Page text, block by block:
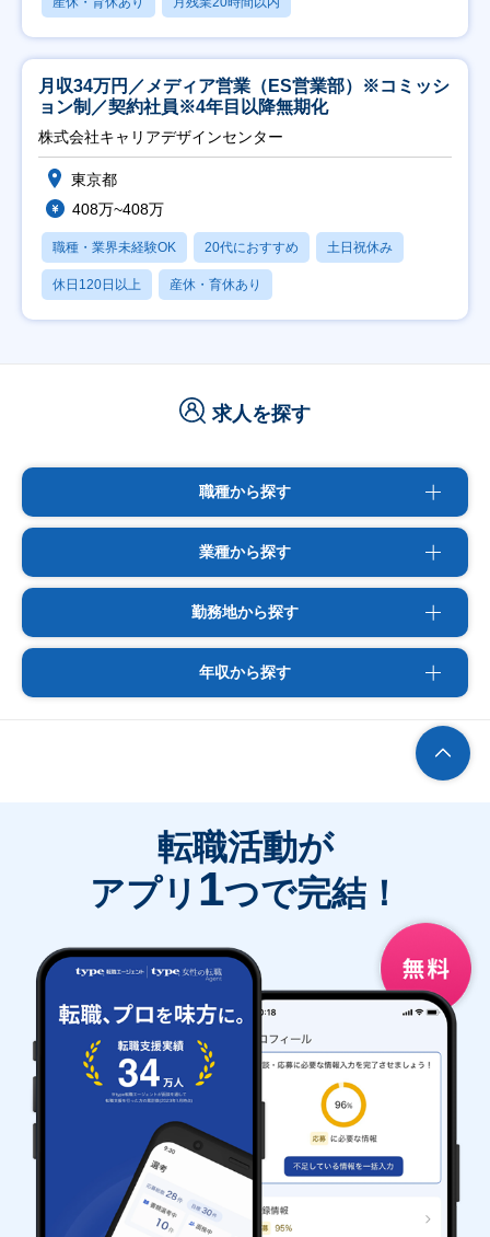
月収34万円／メディア営業（ES営業部）※コミッシ
ョン制／契約社員※4年目以降無期化
株式会社キャリアデザインセンター
東京都
408万~408万
職種・業界未経験OK 20代におすすめ 土日祝休み
休日120日以上 産休・育休あり
求人を探す
職種から探す
業種から探す
勤務地から探す
年収から探す
転職活動が
アプリ 1つで完結！